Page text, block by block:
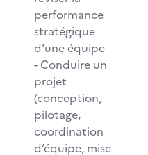
performance
stratégique
d'une équipe
- Conduire un
projet
(conception,
pilotage,
coordination
d’équipe, mise